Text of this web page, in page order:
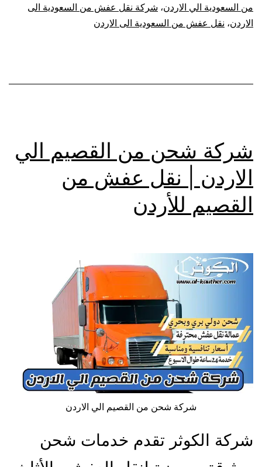
من السعودية الي الاردن، شركة نقل عفش من السعودية الى
الاردن، نقل عفش من السعودية الى الاردن
شركة شحن من القصيم الي
الاردن | نقل عفش من
القصيم للأردن
شركة شحن من القصيم الي الاردن
شركة الكوثر تقدم خدمات شحن